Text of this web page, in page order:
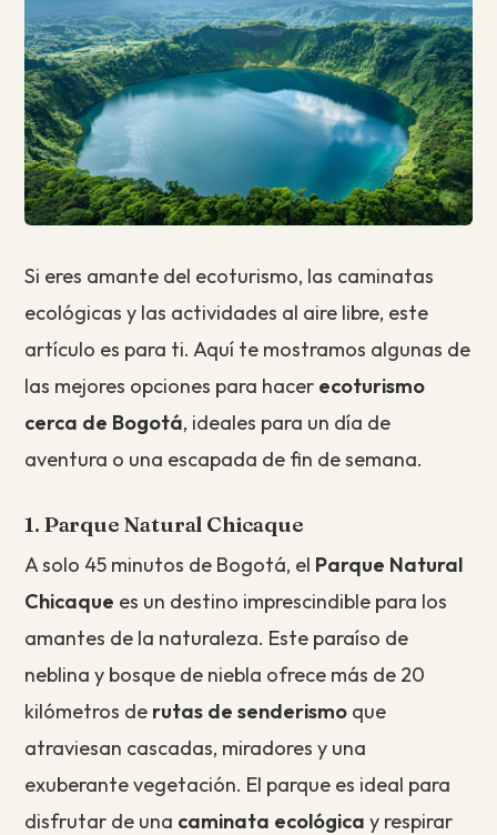
Si eres amante del ecoturismo, las caminatas
ecológicas y las actividades al aire libre, este
artículo es para ti. Aquí te mostramos algunas de
las mejores opciones para hacer ecoturismo
cerca de Bogotá, ideales para un día de
aventura o una escapada de fin de semana.
1. Parque Natural Chicaque
A solo 45 minutos de Bogotá, el Parque Natural
Chicaque es un destino imprescindible para los
amantes de la naturaleza. Este paraíso de
neblina y bosque de niebla ofrece más de 20
kilómetros de rutas de senderismo que
atraviesan cascadas, miradores y una
exuberante vegetación. El parque es ideal para
disfrutar de una caminata ecológica y respirar